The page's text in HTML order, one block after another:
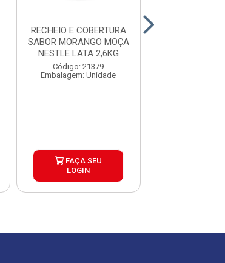
RECHEIO E COBERTURA
SABOR MORANGO MOÇA
NESTLE LATA 2,6KG
Código: 21379
Embalagem: Unidade
FAÇA SEU
LOGIN